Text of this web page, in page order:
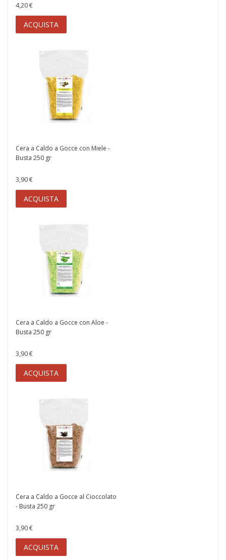
4,20 €
ACQUISTA
Cera a Caldo a Gocce con Miele -
Busta 250 gr
3,90 €
ACQUISTA
Cera a Caldo a Gocce con Aloe -
Busta 250 gr
3,90 €
ACQUISTA
Cera a Caldo a Gocce al Cioccolato
- Busta 250 gr
3,90 €
ACQUISTA